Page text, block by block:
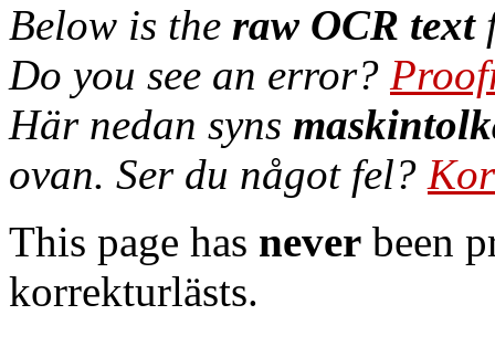
Below is the raw OCR text
Do you see an error?
Här nedan syns
ovan. Ser du något fel?
This page has never been
korrekturlästs.